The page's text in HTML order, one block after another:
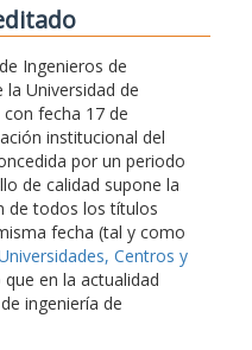
Ingenieros de
la Universidad de
fecha 17 de
institucional del
por un periodo
de calidad supone la
de todos los títulos
fecha (tal y como
Centros y
en la actualidad
ingeniería de